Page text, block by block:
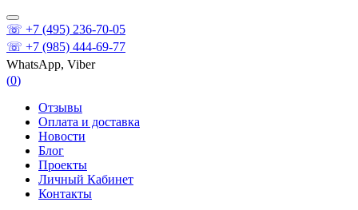
☏ +7 (495) 236-70-05
☏ +7 (985) 444-69-77
WhatsApp, Viber
(0)
Отзывы
Оплата и доставка
Новости
Блог
Проекты
Личный Кабинет
Контакты